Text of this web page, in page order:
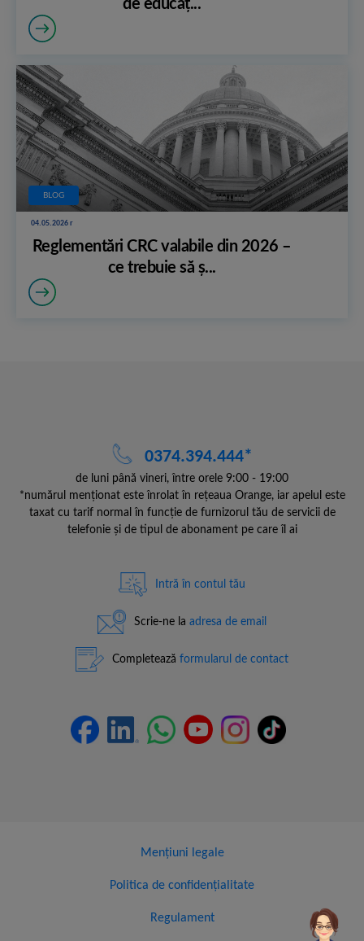
de educaț...
BLOG
04.05.2026 r
Reglementări CRC valabile din 2026 –
ce trebuie să ș...
Intră în contul tău
Scrie-ne la adresa de email
Completează formularul de contact
0374.394.444*
de luni până vineri, între orele 9:00 - 19:00
*numărul menționat este înrolat în rețeaua Orange, iar apelul este
taxat cu tarif normal în funcție de furnizorul tău de servicii de
telefonie și de tipul de abonament pe care îl ai
Mențiuni legale
Politica de confidențialitate
Regulament